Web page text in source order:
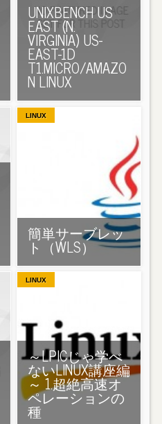
UNIXBENCH US
EAST (N.
VIRGINIA) US-
EAST-1D
T1.MICRO/AMAZO
N LINUX
LINUX
簡単サーブレッ
ト（WLS）
LINUX
～LPICじゃ学べ
ないLINUX講座編
～ 1.超絶高速オ
ペレーションの
種